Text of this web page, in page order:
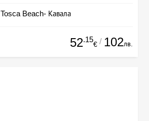
Tosca Beach- Кавала
52.15
€ / 102лв.